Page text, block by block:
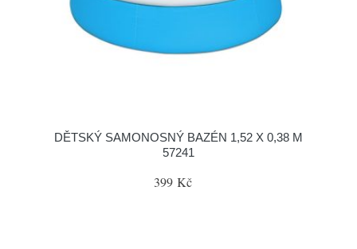
DĚTSKÝ SAMONOSNÝ BAZÉN 1,52 X 0,38 M
57241
399 Kč